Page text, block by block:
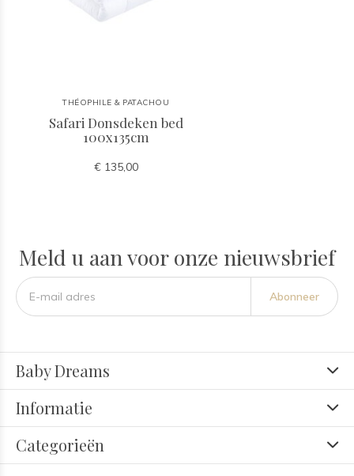
THÉOPHILE & PATACHOU
Safari Donsdeken bed
100x135cm
€ 135,00
Meld u aan voor onze nieuwsbrief
Abonneer
Baby Dreams
Informatie
Categorieën